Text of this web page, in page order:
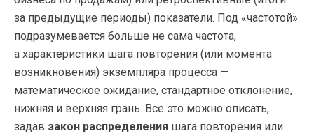
за предыдущие периоды) показатели. Под «частотой»
подразумевается больше не сама частота,
а характеристики шага повторения (или момента
возникновения) экземпляра процесса —
математическое ожидание, стандартное отклонение,
нижняя и верхняя грань. Все это можно описать,
задав закон распределения шага повторения или